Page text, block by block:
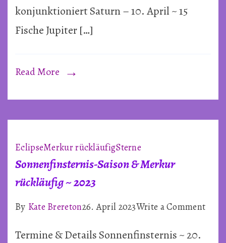
konjunktioniert Saturn – 10. April ~ 15
Fische Jupiter […]
Read More
EclipseMerkur rückläufigSterne
Sonnenfinsternis-Saison & Merkur
rückläufig ~ 2023
By Kate Brereton26. April 2023Write a Commenton
Termine & Details Sonnenfinsternis ~ 20.